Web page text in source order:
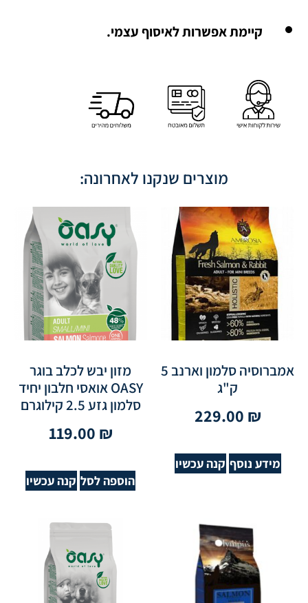
קיימת אפשרות לאיסוף עצמי.
מוצרים שנקנו לאחרונה:
אמברוסיה סלמון וארנב 5
ק"ג
229.00 ₪
מידע נוסף קנה עכשיו
מזון יבש לכלב בוגר
OASY אואסי חלבון יחיד
סלמון גזע 2.5 קילוגרם
119.00 ₪
הוספה לסל קנה עכשיו